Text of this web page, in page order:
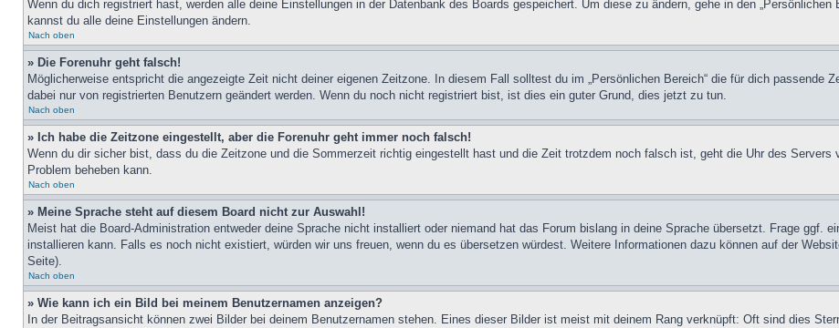
Wenn du dich registriert hast, werden alle deine Einstellungen in der Datenbank des Boards gespeichert. Um diese zu ändern, gehe in den
kannst du alle deine Einstellungen ändern.
Nach oben
» Die Forenuhr geht falsch!
Möglicherweise entspricht die angezeigte Zeit nicht deiner eigenen Zeitzone. In diesem Fall solltest du im „Persönlichen Bereich“ die für dich passende
dabei nur von registrierten Benutzern geändert werden. Wenn du noch nicht registriert bist, ist dies ein guter Grund, dies jetzt zu tun.
Nach oben
» Ich habe die Zeitzone eingestellt, aber die Forenuhr geht immer noch falsch!
Wenn du dir sicher bist, dass du die Zeitzone und die Sommerzeit richtig eingestellt hast und die Zeit trotzdem noch falsch ist, geht die Uhr des
Problem beheben kann.
Nach oben
» Meine Sprache steht auf diesem Board nicht zur Auswahl!
Meist hat die Board-Administration entweder deine Sprache nicht installiert oder niemand hat das Forum bislang in deine Sprache übersetzt. Frage ggf.
installieren kann. Falls es noch nicht existiert, würden wir uns freuen, wenn du es übersetzen würdest. Weitere Informationen dazu können auf der
Seite).
Nach oben
» Wie kann ich ein Bild bei meinem Benutzernamen anzeigen?
In der Beitragsansicht können zwei Bilder bei deinem Benutzernamen stehen. Eines dieser Bilder ist meist mit deinem Rang verknüpft: Oft sind dies